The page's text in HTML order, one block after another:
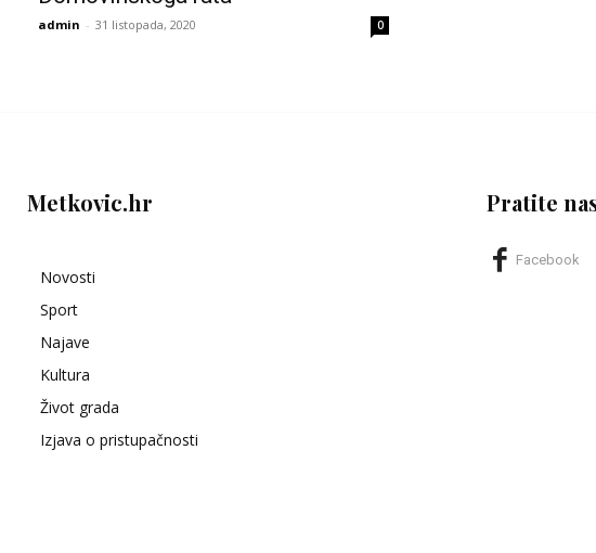
admin - 31 listopada, 2020 0
Metkovic.hr
Novosti
Sport
Najave
Kultura
Život grada
Izjava o pristupačnosti
Pratite
Facebook